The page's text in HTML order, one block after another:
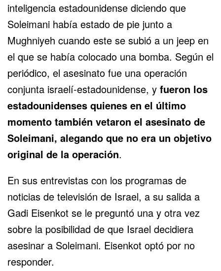
inteligencia estadounidense diciendo que
Soleimani había estado de pie junto a
Mughniyeh cuando este se subió a un jeep en
el que se había colocado una bomba. Según el
periódico, el asesinato fue una operación
conjunta israelí-estadounidense, y fueron los
estadounidenses quienes en el último
momento también vetaron el asesinato de
Soleimani, alegando que no era un objetivo
original de la operación.
En sus entrevistas con los programas de
noticias de televisión de Israel, a su salida a
Gadi Eisenkot se le preguntó una y otra vez
sobre la posibilidad de que Israel decidiera
asesinar a Soleimani. Eisenkot optó por no
responder.